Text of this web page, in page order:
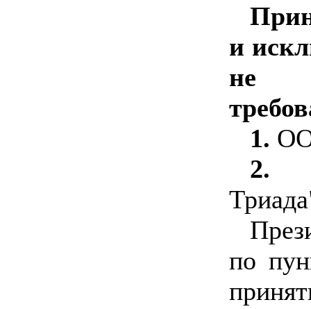
и
не
1.
2.
по